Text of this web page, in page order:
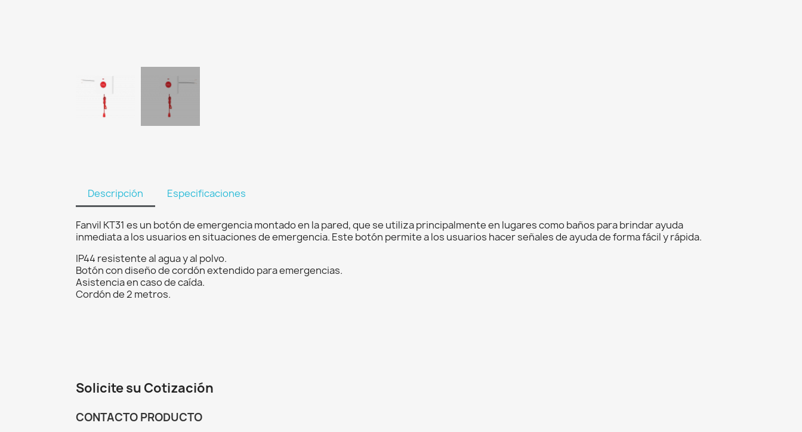
Descripción Especificaciones
Fanvil KT31 es un botón de emergencia montado en la pared, que se utiliza principalmente en lugares como baños para brindar ayuda
inmediata a los usuarios en situaciones de emergencia. Este botón permite a los usuarios hacer señales de ayuda de forma fácil y rápida.
IP44 resistente al agua y al polvo.
Botón con diseño de cordón extendido para emergencias.
Asistencia en caso de caída.
Cordón de 2 metros.
Solicite su Cotización
CONTACTO PRODUCTO